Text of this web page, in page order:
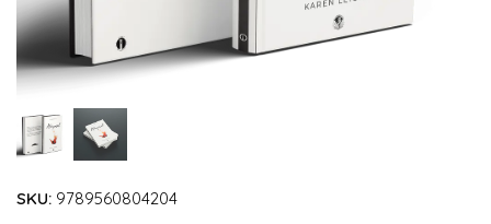
SKU: 9789560804204